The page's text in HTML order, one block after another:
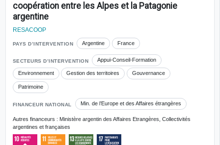
coopération entre les Alpes et la Patagonie
argentine
RESACOOP
PAYS D’INTERVENTION Argentine France
SECTEURS D’INTERVENTION Appui-Conseil-Formation
Environnement Gestion des territoires Gouvernance
Patrimoine
FINANCEUR NATIONAL Min. de l’Europe et des Affaires étrangères
Autres financeurs : Ministère argentin des Affaires Etrangères, Collectivités
argentines et françaises